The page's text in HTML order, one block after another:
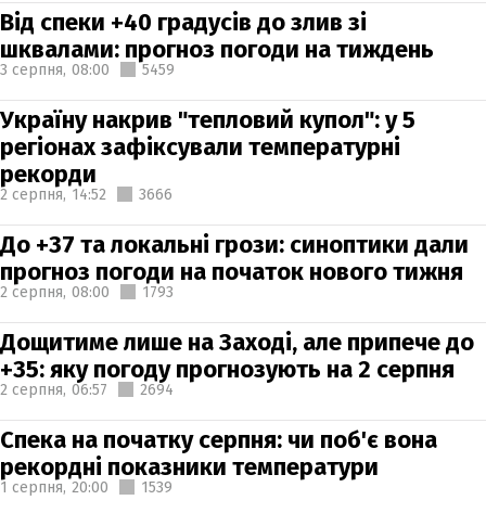
Від спеки +40 градусів до злив зі
шквалами: прогноз погоди на тиждень
3 серпня, 08:00 5459
Україну накрив "тепловий купол": у 5
регіонах зафіксували температурні
рекорди
2 серпня, 14:52 3666
До +37 та локальні грози: синоптики дали
прогноз погоди на початок нового тижня
2 серпня, 08:00 1793
Дощитиме лише на Заході, але припече до
+35: яку погоду прогнозують на 2 серпня
2 серпня, 06:57 2694
Спека на початку серпня: чи поб'є вона
рекордні показники температури
1 серпня, 20:00 1539